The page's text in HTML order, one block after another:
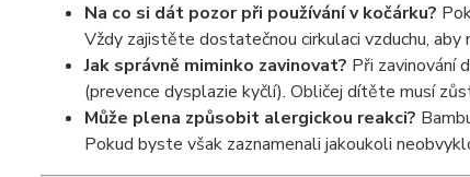
Na co si dát pozor při používání v kočárku?
Vždy zajistěte dostatečnou cirkulaci vzduchu,
Jak správně miminko zavinovat? Při zavinování
(prevence dysplazie kyčlí). Obličej dítěte musí
Může plena způsobit alergickou reakci?
Pokud byste však zaznamenali jakoukoli